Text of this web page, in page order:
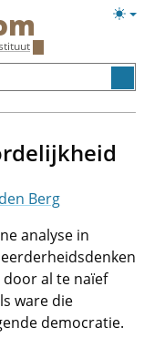
Berg
analyse in
al te naïef
ware die
democratie.